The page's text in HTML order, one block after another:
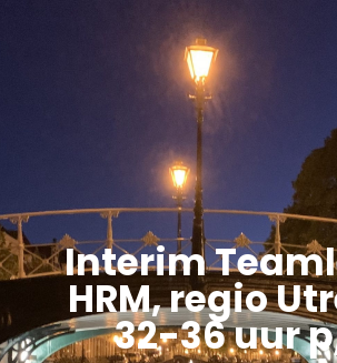
Interim
HRM, regio
32-36 uur